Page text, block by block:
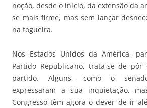
noção, desde o inicio, da extensão da
se mais firme, mas sem lançar
na fogueira.
Nos Estados Unidos da América,
Partido Republicano, trata-se de
partido. Alguns, como o
expressaram a sua inquietação,
Congresso têm agora o dever de ir